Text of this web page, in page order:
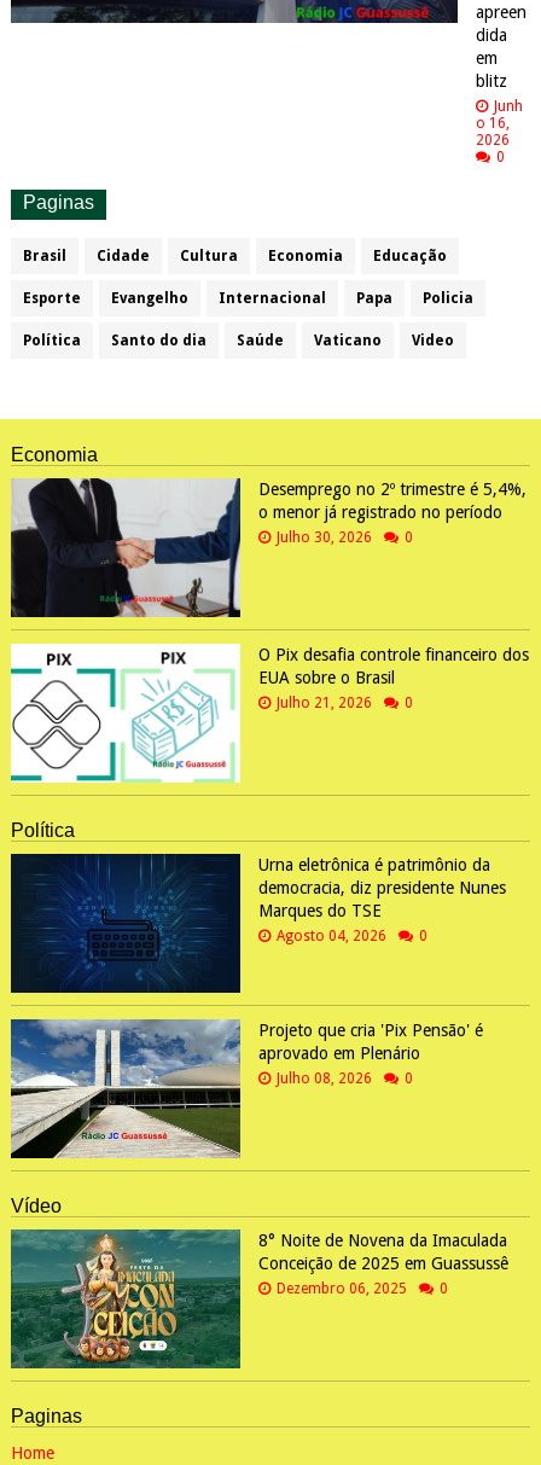
apreen
dida
em
blitz
Junh
o 16,
2026
0
Paginas
Brasil Cidade Cultura Economia Educação
Esporte Evangelho Internacional Papa Policia
Política Santo do dia Saúde Vaticano Video
Economia
Desemprego no 2º trimestre é 5,4%,
o menor já registrado no período
Julho 30, 2026 0
O Pix desafia controle financeiro dos
EUA sobre o Brasil
Julho 21, 2026 0
Política
Urna eletrônica é patrimônio da
democracia, diz presidente Nunes
Marques do TSE
Agosto 04, 2026 0
Projeto que cria 'Pix Pensão' é
aprovado em Plenário
Julho 08, 2026 0
Vídeo
8° Noite de Novena da Imaculada
Conceição de 2025 em Guassussê
Dezembro 06, 2025 0
Paginas
Home